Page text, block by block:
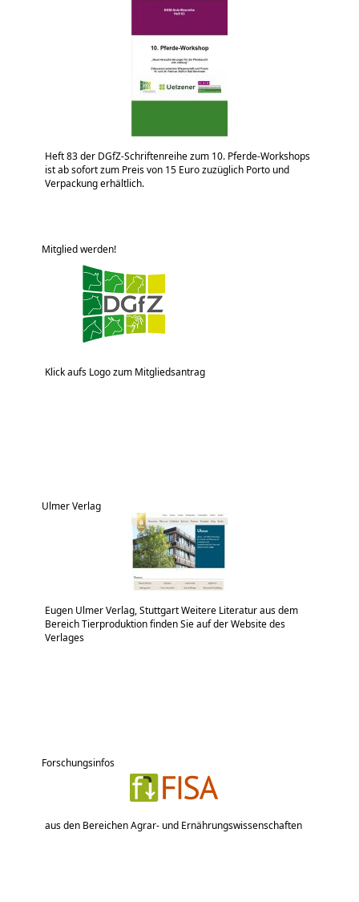
Heft 83 der DGfZ-Schriftenreihe zum 10. Pferde-Workshops
ist ab sofort zum Preis von 15 Euro zuzüglich Porto und
Verpackung erhältlich.
Mitglied werden!
Klick aufs Logo zum Mitgliedsantrag
Ulmer Verlag
Eugen Ulmer Verlag, Stuttgart Weitere Literatur aus dem
Bereich Tierproduktion finden Sie auf der Website des
Verlages
Forschungsinfos
aus den Bereichen Agrar- und Ernährungswissenschaften